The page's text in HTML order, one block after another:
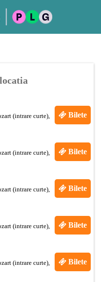
(intrare curte),
Bilete
(intrare curte),
Bilete
(intrare curte),
Bilete
(intrare curte),
Bilete
(intrare curte),
Bilete